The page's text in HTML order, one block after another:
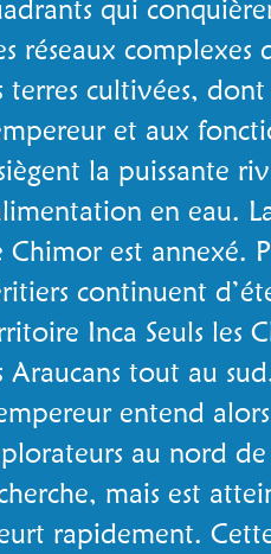
qui
réseaux
terres cultivées,
et aux
la puissante
en eau.
Chimor est annexé.
continuent
Inca Seuls les
Araucans tout au
entend
au nord
mais est
rapidement.